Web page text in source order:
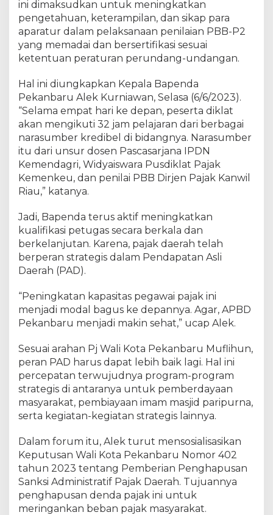
a
I
k
u
t
D
i
k
a
t
P
e
n
a
n
P
-
P
2
ini dimaksudkan untuk meningkatkan
pengetahuan, keterampilan, dan sikap para
aparatur dalam pelaksanaan penilaian PBB-P2
yang memadai dan bersertifikasi sesuai
ketentuan peraturan perundang-undangan.
Hal ini diungkapkan Kepala Bapenda
Pekanbaru Alek Kurniawan, Selasa (6/6/2023).
“Selama empat hari ke depan, peserta diklat
akan mengikuti 32 jam pelajaran dari berbagai
narasumber kredibel di bidangnya. Narasumber
itu dari unsur dosen Pascasarjana IPDN
Kemendagri, Widyaiswara Pusdiklat Pajak
Kemenkeu, dan penilai PBB Dirjen Pajak Kanwil
Riau,” katanya.
Jadi, Bapenda terus aktif meningkatkan
kualifikasi petugas secara berkala dan
berkelanjutan. Karena, pajak daerah telah
berperan strategis dalam Pendapatan Asli
Daerah (PAD).
“Peningkatan kapasitas pegawai pajak ini
menjadi modal bagus ke depannya. Agar, APBD
Pekanbaru menjadi makin sehat,” ucap Alek.
Sesuai arahan Pj Wali Kota Pekanbaru Muflihun,
peran PAD harus dapat lebih baik lagi. Hal ini
percepatan terwujudnya program-program
strategis di antaranya untuk pemberdayaan
masyarakat, pembiayaan imam masjid paripurna,
serta kegiatan-kegiatan strategis lainnya.
Dalam forum itu, Alek turut mensosialisasikan
Keputusan Wali Kota Pekanbaru Nomor 402
tahun 2023 tentang Pemberian Penghapusan
Sanksi Administratif Pajak Daerah. Tujuannya
penghapusan denda pajak ini untuk
meringankan beban pajak masyarakat.